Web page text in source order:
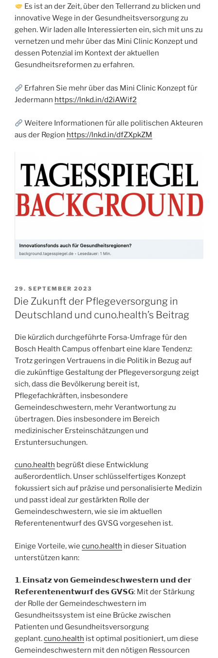
Es ist an der Zeit, über den Tellerrand zu blicken und
innovative Wege in der Gesundheitsversorgung zu
gehen. Wir laden alle Interessierten ein, sich mit uns zu
vernetzen und mehr über das Mini Clinic Konzept und
dessen Potenzial im Kontext der aktuellen
Gesundheitsreformen zu erfahren.
Erfahren Sie mehr über das Mini Clinic Konzept für
Jedermann https://lnkd.in/d2iAWif2
Weitere Informationen für alle politischen Akteuren
aus der Region https://lnkd.in/dfZXpkZM
29. SEPTEMBER 2023
Die Zukunft der Pflegeversorgung in
Deutschland und cuno.health’s Beitrag
Die kürzlich durchgeführte Forsa-Umfrage für den
Bosch Health Campus offenbart eine klare Tendenz:
Trotz geringen Vertrauens in die Politik in Bezug auf
die zukünftige Gestaltung der Pflegeversorgung zeigt
sich, dass die Bevölkerung bereit ist,
Pflegefachkräften, insbesondere
Gemeindeschwestern, mehr Verantwortung zu
übertragen. Dies insbesondere im Bereich
medizinischer Ersteinschätzungen und
Erstuntersuchungen.
cuno.health begrüßt diese Entwicklung
außerordentlich. Unser schlüsselfertiges Konzept
fokussiert sich auf präzise und personalisierte Medizin
und passt ideal zur gestärkten Rolle der
Gemeindeschwestern, wie sie im aktuellen
Referentenentwurf des GVSG vorgesehen ist.
Einige Vorteile, wie cuno.health in dieser Situation
unterstützen kann:
𝟭. 𝗘𝗶𝗻𝘀𝗮𝘁𝘇 𝘃𝗼𝗻 𝗚𝗲𝗺𝗲𝗶𝗻𝗱𝗲𝘀𝗰𝗵𝘄𝗲𝘀𝘁𝗲𝗿𝗻 𝘂𝗻𝗱 𝗱𝗲𝗿
𝗥𝗲𝗳𝗲𝗿𝗲𝗻𝘁𝗲𝗻𝗲𝗻𝘁𝘄𝘂𝗿𝗳 𝗱𝗲𝘀 𝗚𝗩𝗦𝗚: Mit der Stärkung
der Rolle der Gemeindeschwestern im
Gesundheitssystem ist eine Brücke zwischen
Patienten und Gesundheitsversorgung
geplant.cuno.health ist optimal positioniert, um diese
Gemeindeschwestern mit den nötigen Ressourcen